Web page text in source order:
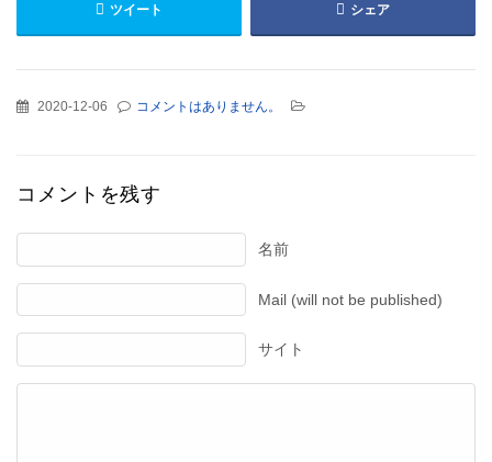
ツイート シェア
2020-12-06 コメントはありません。
コメントを残す
名前
Mail (will not be published)
サイト